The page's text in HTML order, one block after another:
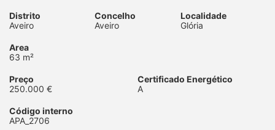
Distrito
Aveiro
Concelho
Aveiro
Localidade
Glória
Area
63 m²
Preço
250.000 €
Certificado Energético
A
Código interno
APA_2706